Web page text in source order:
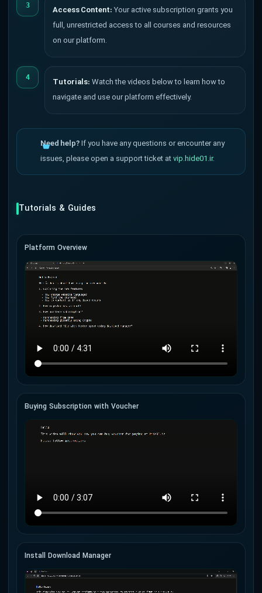
3 Access Content: Your active subscription grants you
full, unrestricted access to all courses and resources
on our platform.
4 Tutorials: Watch the videos below to learn how to
navigate and use our platform effectively.
Need help?If you have any questions or encounter any
issues, please open a support ticket atvip.hide01.ir.
Tutorials & Guides
Platform Overview
Buying Subscription with Voucher
Install Download Manager